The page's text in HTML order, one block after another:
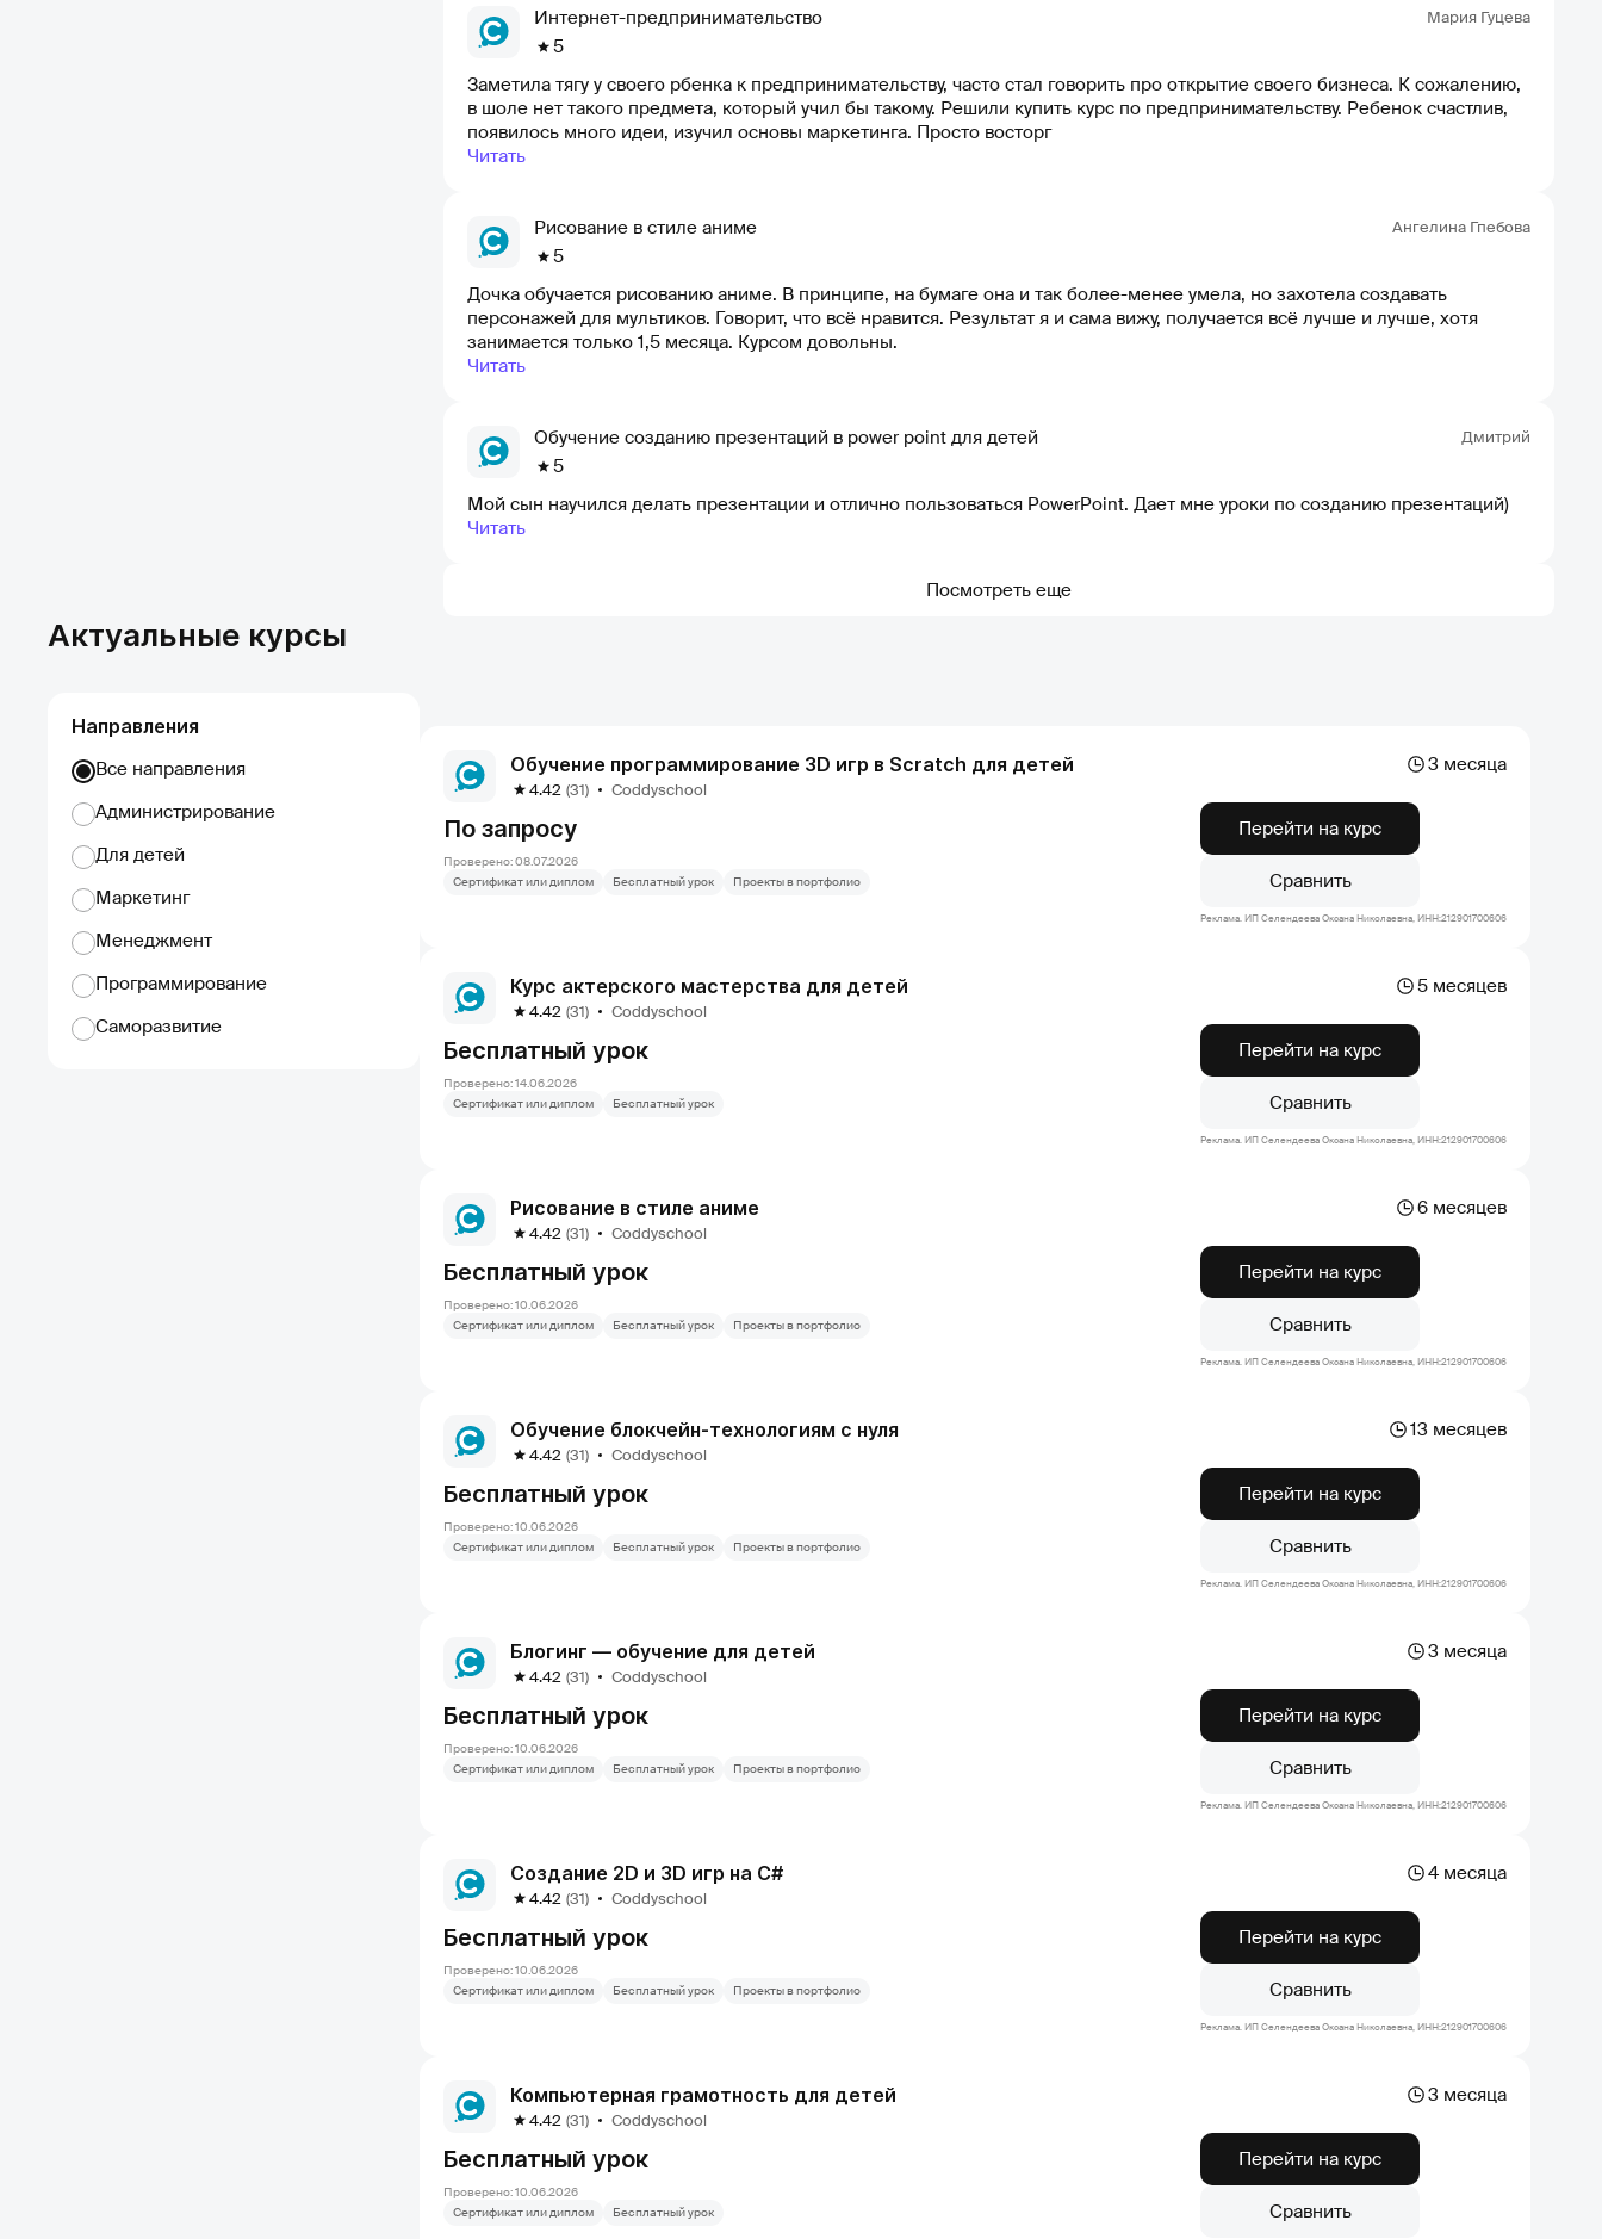
Интернет-предпринимательство
5
Мария Гуцева
Заметила тягу у своего рбенка к предпринимательству, часто стал говорить про открытие своего бизнеса. К сожалению,
в шоле нет такого предмета, который учил бы такому. Решили купить курс по предпринимательству. Ребенок счастлив,
появилось много идеи, изучил основы маркетинга. Просто восторг
Читать
Рисование в стиле аниме
5
Ангелина Гпебова
Дочка обучается рисованию аниме. В принципе, на бумаге она и так более-менее умела, но захотела создавать
персонажей для мультиков. Говорит, что всё нравится. Результат я и сама вижу, получается всё лучше и лучше, хотя
занимается только 1,5 месяца. Курсом довольны.
Читать
Обучение созданию презентаций в power point для детей
5
Дмитрий
Мой сын научился делать презентации и отлично пользоваться PowerPoint. Дает мне уроки по созданию презентаций)
Читать
Посмотреть еще
Актуальные курсы
Направления
Все направления
Администрирование
Для детей
Маркетинг
Менеджмент
Программирование
Саморазвитие
Обучение программирование 3D игр в Scratch для детей 3 месяца
4.42 (31) Coddyschool
По запросу
Проверено: 08.07.2026
Сертификат или диплом
Бесплатный урок Проекты в портфолио
Перейти на курс
Сравнить
Реклама. ИП Селендеева Оксана Николаевна, ИНН:212901700606
Курс актерского мастерства для детей 5 месяцев
4.42 (31) Coddyschool
Бесплатный урок
Проверено: 14.06.2026
Сертификат или диплом
Бесплатный урок
Перейти на курс
Сравнить
Реклама. ИП Селендеева Оксана Николаевна, ИНН:212901700606
Рисование в стиле аниме 6 месяцев
4.42 (31) Coddyschool
Бесплатный урок
Проверено: 10.06.2026
Сертификат или диплом
Бесплатный урок Проекты в портфолио
Перейти на курс
Сравнить
Реклама. ИП Селендеева Оксана Николаевна, ИНН:212901700606
Обучение блокчейн-технологиям с нуля 13 месяцев
4.42 (31) Coddyschool
Бесплатный урок
Проверено: 10.06.2026
Сертификат или диплом
Бесплатный урок Проекты в портфолио
Перейти на курс
Сравнить
Реклама. ИП Селендеева Оксана Николаевна, ИНН:212901700606
Блогинг — обучение для детей 3 месяца
4.42 (31) Coddyschool
Бесплатный урок
Проверено: 10.06.2026
Сертификат или диплом
Бесплатный урок Проекты в портфолио
Перейти на курс
Сравнить
Реклама. ИП Селендеева Оксана Николаевна, ИНН:212901700606
Создание 2D и 3D игр на C# 4 месяца
4.42 (31) Coddyschool
Бесплатный урок
Проверено: 10.06.2026
Сертификат или диплом
Бесплатный урок Проекты в портфолио
Перейти на курс
Сравнить
Реклама. ИП Селендеева Оксана Николаевна, ИНН:212901700606
Компьютерная грамотность для детей 3 месяца
4.42 (31) Coddyschool
Бесплатный урок
Проверено: 10.06.2026
Сертификат или диплом
Бесплатный урок
Перейти на курс
Сравнить